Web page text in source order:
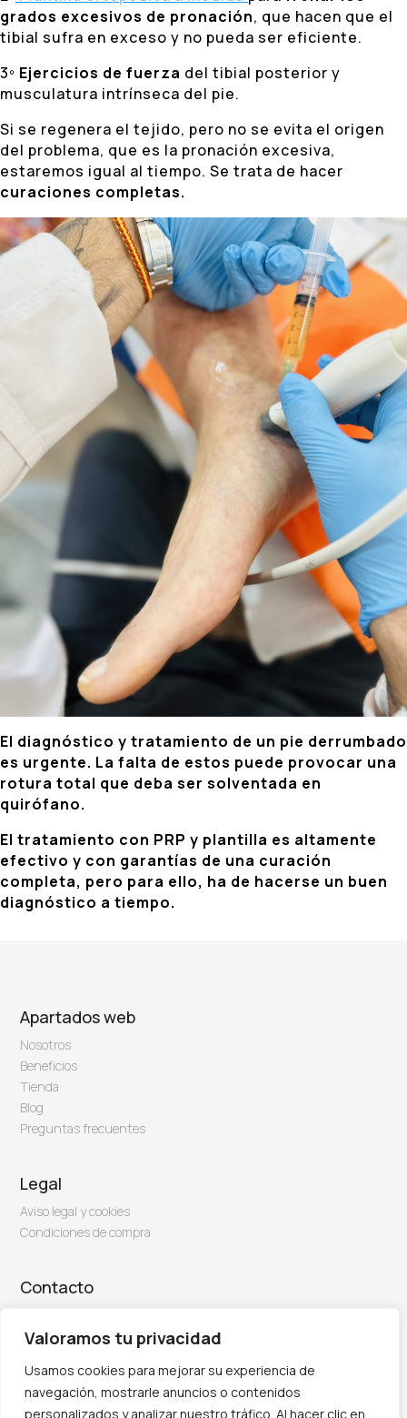
Valoramos tu privacidad
Usamos cookies para mejorar su experiencia de
navegación, mostrarle anuncios o contenidos
personalizados y analizar nuestro tráfico. Al hacer clic en
grados excesivos de pronación, que hacen que el
tibial sufra en exceso y no pueda ser eficiente.
3º Ejercicios de fuerza del tibial posterior y
musculatura intrínseca del pie.
Si se regenera el tejido, pero no se evita el origen
del problema, que es la pronación excesiva,
estaremos igual al tiempo. Se trata de hacer
curaciones completas.
El diagnóstico y tratamiento de un pie derrumbado
es urgente. La falta de estos puede provocar una
rotura total que deba ser solventada en
quirófano.
El tratamiento con PRP y plantilla es altamente
efectivo y con garantías de una curación
completa, pero para ello, ha de hacerse un buen
diagnóstico a tiempo.
Apartados web
Nosotros
Beneficios
Tienda
Blog
Preguntas frecuentes
Legal
Aviso legal y cookies
Condiciones de compra
Contacto